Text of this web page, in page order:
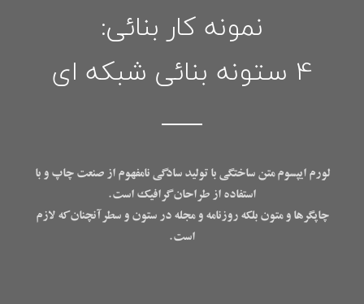
نمونه کار بنائی:
4 ستونه بنائی شبکه ای
لورم ایپسوم متن ساختگی با تولید سادگی نامفهوم از صنعت چاپ و با
استفاده از طراحان گرافیک است.
چاپگرها و متون بلکه روزنامه و مجله در ستون و سطرآنچنان که لازم
است.